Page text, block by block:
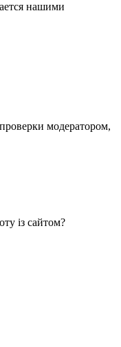
нашими
модератором,
із сайтом?